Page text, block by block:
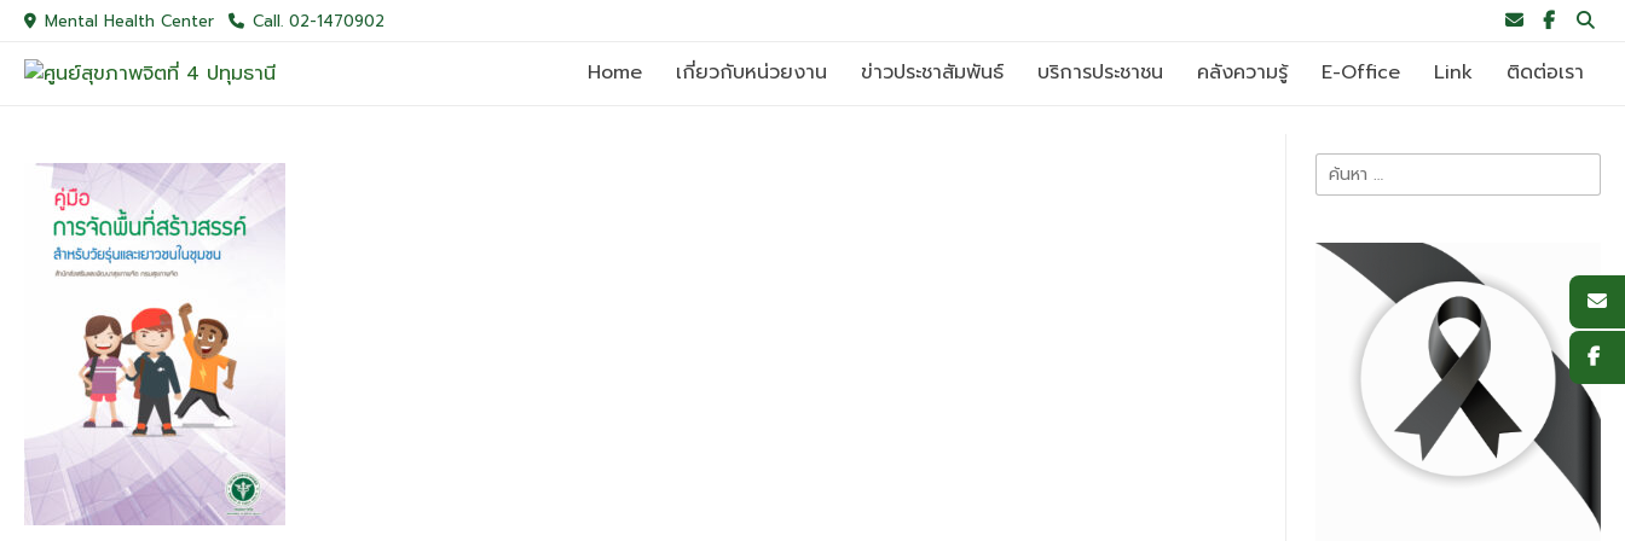
Skip
content
Mental Health Center Call. 02-1470902
Home เกี่ยวกับหน่วยงาน ข่าวประชาสัมพันธ์ บริการประชาชน คลังความรู้ E-Office Link ติดต่อเรา
ค้นหา
สำหรับ: